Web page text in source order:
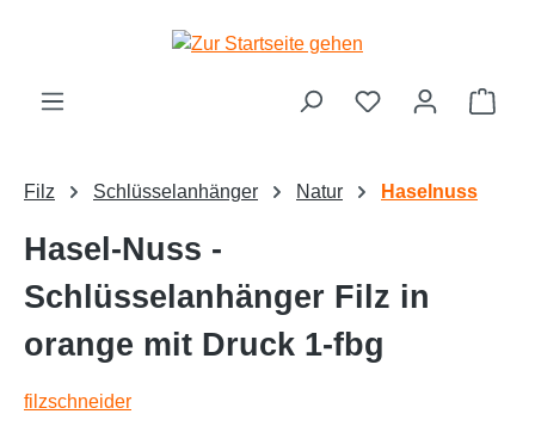
Filz Schlüsselanhänger Natur Haselnuss
Hasel-Nuss -
Schlüsselanhänger Filz in
orange mit Druck 1-fbg
filzschneider